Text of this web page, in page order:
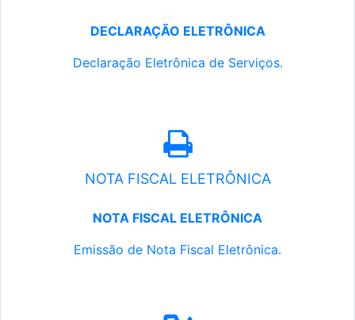
DECLARAÇÃO ELETRÔNICA
Declaração Eletrônica de Serviços.
NOTA FISCAL ELETRÔNICA
NOTA FISCAL ELETRÔNICA
Emissão de Nota Fiscal Eletrônica.